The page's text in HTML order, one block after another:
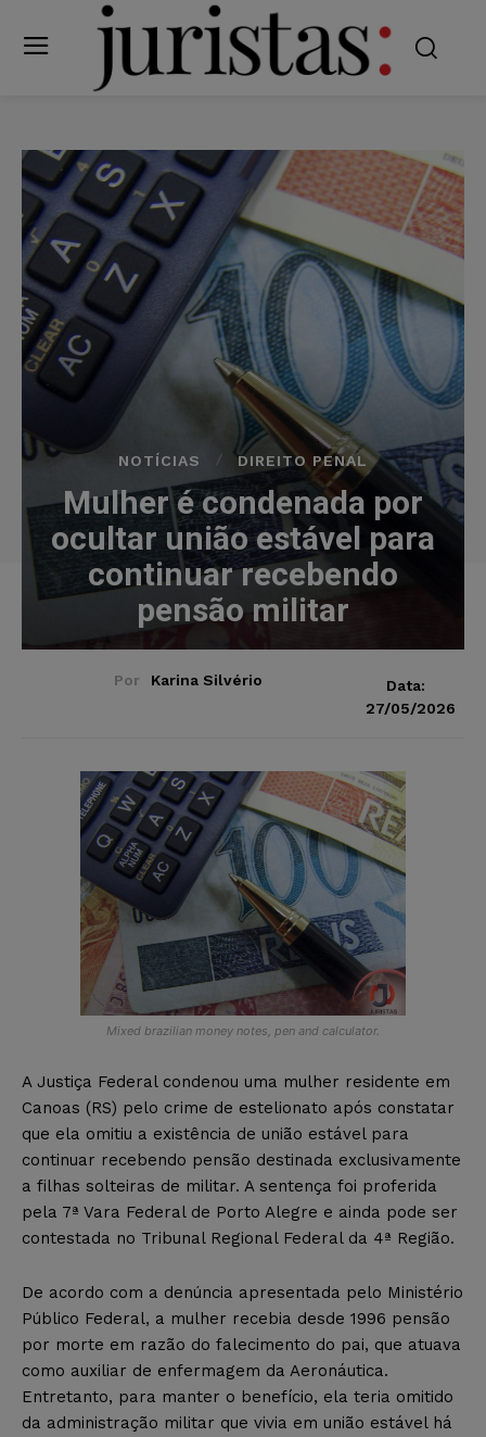
NOTÍCIAS DIREITO PENAL
Mulher é condenada por
ocultar união estável para
continuar recebendo
pensão militar
Por Karina Silvério
Data:
27/05/2026
Mixed brazilian money notes, pen and calculator.
A Justiça Federal condenou uma mulher residente em
Canoas (RS) pelo crime de estelionato após constatar
que ela omitiu a existência de união estável para
continuar recebendo pensão destinada exclusivamente
a filhas solteiras de militar. A sentença foi proferida
pela 7ª Vara Federal de Porto Alegre e ainda pode ser
contestada no Tribunal Regional Federal da 4ª Região.
De acordo com a denúncia apresentada pelo Ministério
Público Federal, a mulher recebia desde 1996 pensão
por morte em razão do falecimento do pai, que atuava
como auxiliar de enfermagem da Aeronáutica.
Entretanto, para manter o benefício, ela teria omitido
da administração militar que vivia em união estável há